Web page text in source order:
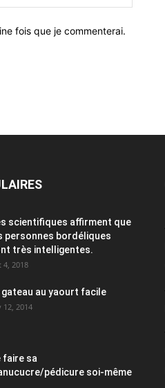
fois que je commenterai.
scientifiques affirment que
personnes bordéliques
très intelligentes.
4, 2018
gateau au yaourt facile
12, 2014
faire sa
pédicure soi-même